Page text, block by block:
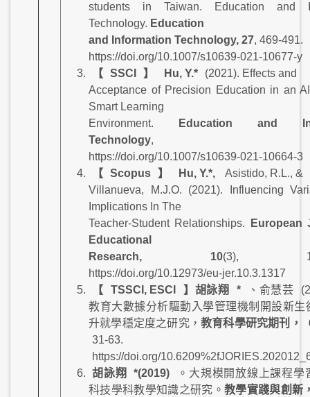
students in Taiwan. Education and
Technology. Education
and Information Technology, 27, 469-491.
https://doi.org/10.1007/s10639-021-10677-y
【
SSCI 】 Hu, Y.*
(2021). Effects and
Acceptance of Precision Education in an
Smart Learning
Environment.
Education and
Technology,
https://doi.org/10.1007/s10639-021-10664-3
【
Scopus 】 Hu, Y.*,
Asistido, R.L., &
Villanueva, M.J.O. (2021). Influencing
Implications In The
Teacher-Student Relationships.
European
Educational
Research, 10(3),
https://doi.org/10.12973/eu-jer.10.3.1317
【
TSSCI, ESCI 】胡詠翔 * 、俞慧芸
教育大數據分析驅動入學管理機制開設新生
升就學穩定度之研究， 教育科學研究期刊，
31-63.
https://doi.org/
胡詠翔
*(2019)
。大規模開放線上課程學
科技學科教學知識之研究。 教學實踐與創新